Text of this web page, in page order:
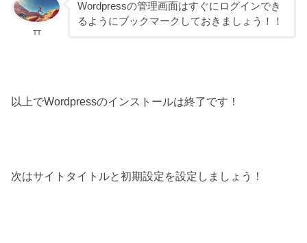
TT
Wordpressの管理画面はすぐにログインでき
るようにブックマークしておきましょう！！
以上でWordpressのインストールは終了です！
次はサイトタイトルと初期設定を設定しましょう！